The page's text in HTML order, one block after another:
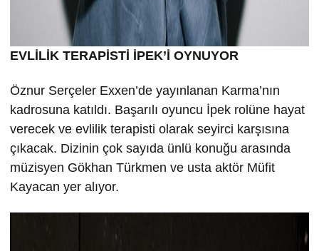
EVLİLİK TERAPİSTİ İPEK’İ OYNUYOR
Öznur Serçeler Exxen’de yayınlanan Karma’nın
kadrosuna katıldı. Başarılı oyuncu İpek rolüne hayat
verecek ve evlilik terapisti olarak seyirci karşısına
çıkacak. Dizinin çok sayıda ünlü konuğu arasında
müzisyen Gökhan Türkmen ve usta aktör Müfit
Kayacan yer alıyor.